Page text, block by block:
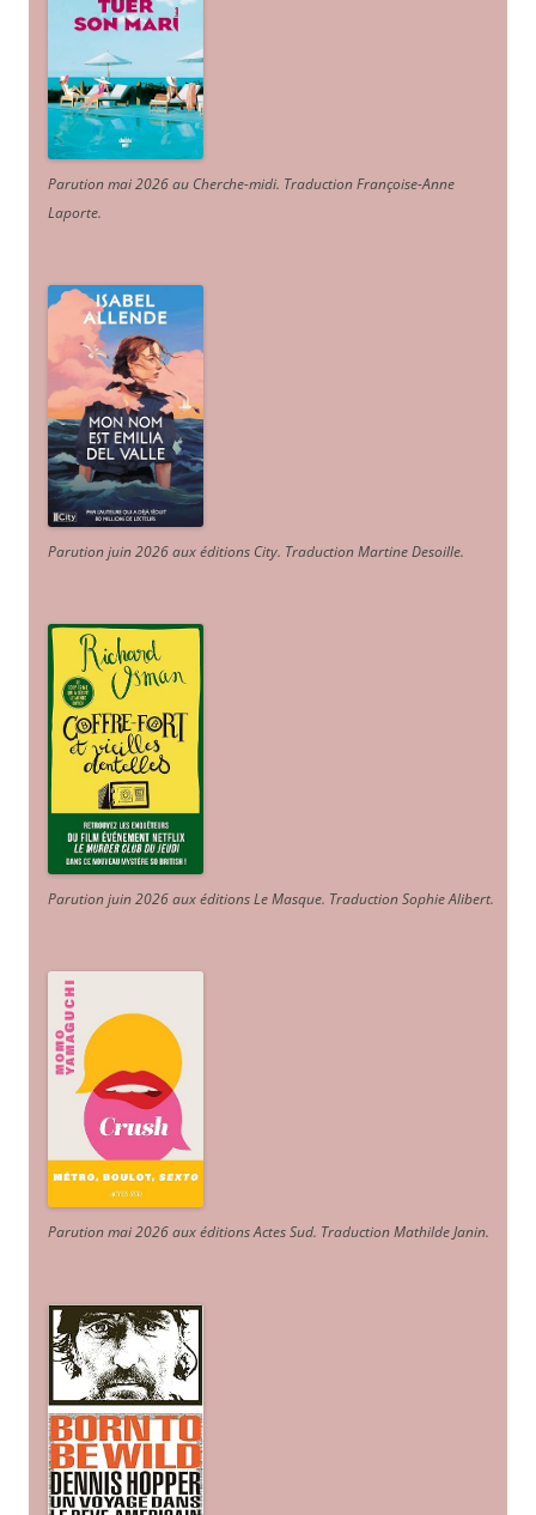
Parution mai 2026 au Cherche-midi. Traduction Françoise-Anne
Laporte.
Parution juin 2026 aux éditions City. Traduction Martine Desoille.
Parution juin 2026 aux éditions Le Masque. Traduction Sophie Alibert.
Parution mai 2026 aux éditions Actes Sud. Traduction Mathilde Janin.